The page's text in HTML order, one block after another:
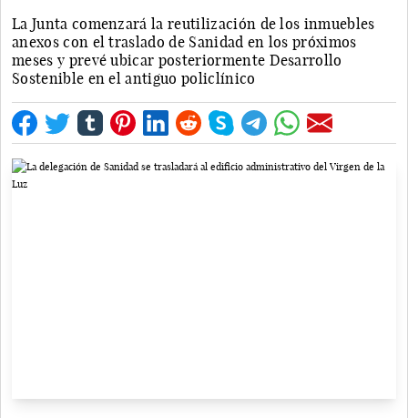
La Junta comenzará la reutilización de los inmuebles
anexos con el traslado de Sanidad en los próximos
meses y prevé ubicar posteriormente Desarrollo
Sostenible en el antiguo policlínico